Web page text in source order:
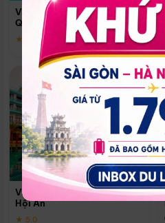
Vinpearl Resort & Spa Phu
Quoc
★ 5.0
Vinpearl Resort & Golf Nam
Hội An
★ 5.0